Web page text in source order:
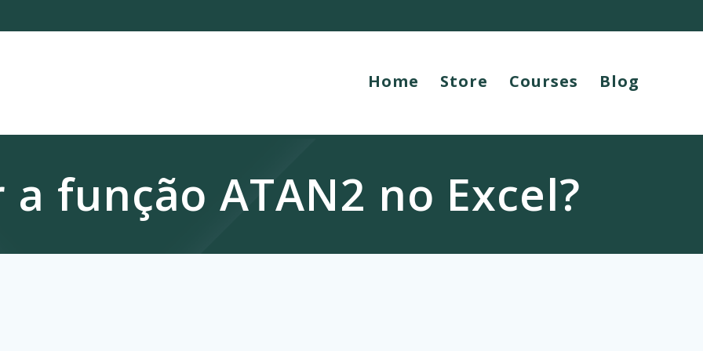
Home Store Courses Blog
função ATAN2 no Excel?